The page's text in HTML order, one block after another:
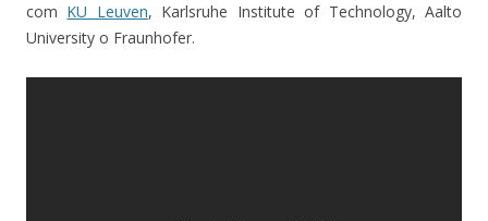
com KU Leuven, Karlsruhe Institute of Technology, Aalto
University o Fraunhofer.